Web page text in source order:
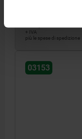
+ IVA
più le spese di spedizione
03153